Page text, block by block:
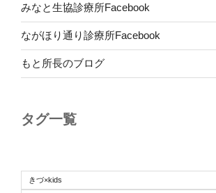
みなと生協診療所Facebook
ながほり通り診療所Facebook
もと所長のブログ
タグ一覧
きづ×kids